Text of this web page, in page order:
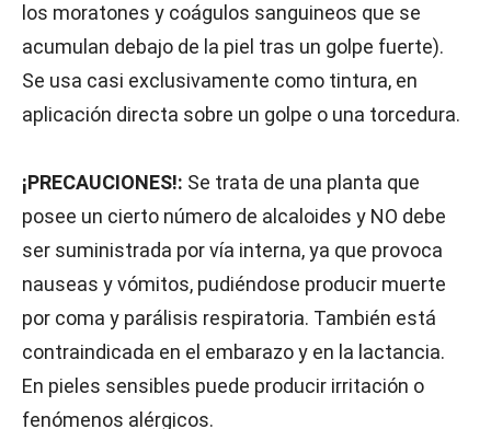
los moratones y coágulos sanguineos que se
acumulan debajo de la piel tras un golpe fuerte).
Se usa casi exclusivamente como tintura, en
aplicación directa sobre un golpe o una torcedura.
¡PRECAUCIONES!: Se trata de una planta que
posee un cierto número de alcaloides y NO debe
ser suministrada por vía interna, ya que provoca
nauseas y vómitos, pudiéndose producir muerte
por coma y parálisis respiratoria. También está
contraindicada en el embarazo y en la lactancia.
En pieles sensibles puede producir irritación o
fenómenos alérgicos.